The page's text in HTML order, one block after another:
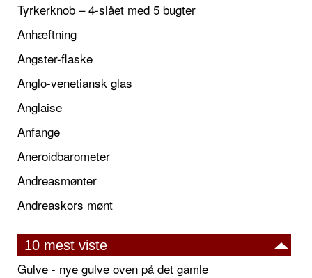
Tyrkerknob – 4-slået med 5 bugter
Anhæftning
Angster-flaske
Anglo-venetiansk glas
Anglaise
Anfange
Aneroidbarometer
Andreasmønter
Andreaskors mønt
10 mest viste
Gulve - nye gulve oven på det gamle